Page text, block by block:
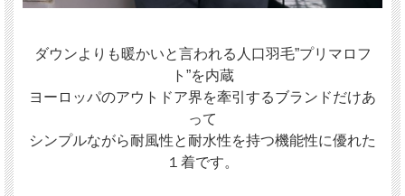
ダウンよりも暖かいと言われる人口羽毛”プリマロフ
ト”を内蔵
ヨーロッパのアウトドア界を牽引するブランドだけあ
って
シンプルながら耐風性と耐水性を持つ機能性に優れた
１着です。